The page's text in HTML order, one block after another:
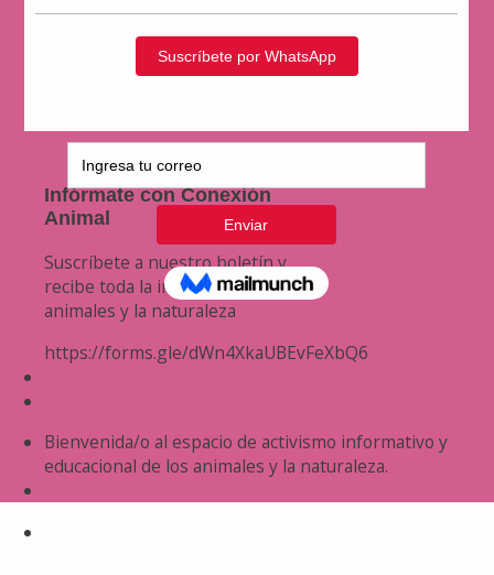
Infórmate con Conexión
Animal
Suscríbete a nuestro boletín y
recibe toda la información de los
animales y la naturaleza
https://forms.gle/dWn4XkaUBEvFeXbQ6
Bienvenida/o al espacio de activismo informativo y
educacional de los animales y la naturaleza.